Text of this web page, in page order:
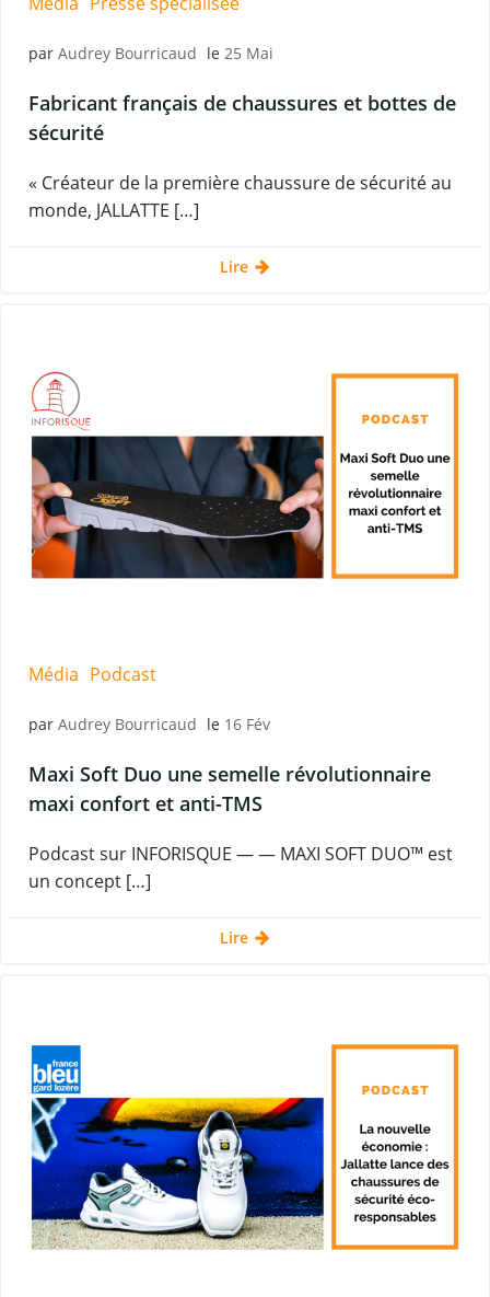
par Audrey Bourricaud le 25 Mai
Fabricant français de chaussures et bottes de
sécurité
« Créateur de la première chaussure de sécurité au
monde, JALLATTE […]
Lire
Média Podcast
par Audrey Bourricaud le 16 Fév
Maxi Soft Duo une semelle révolutionnaire
maxi confort et anti-TMS
Podcast sur INFORISQUE — — MAXI SOFT DUO™ est
un concept […]
Lire